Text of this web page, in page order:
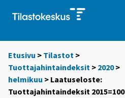
Etusivu > Tilastot >
Tuottajahintaindeksit > 2020>
helmikuu > Laatuseloste:
Tuottajahintaindeksit 2015=100